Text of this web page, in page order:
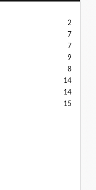
2
7
7
9
8
14
14
15